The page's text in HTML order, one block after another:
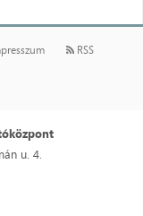
RSS
u. 4.